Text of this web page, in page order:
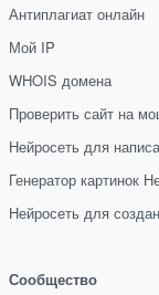
Антиплагиат онлайн
Мой IP
WHOIS домена
Проверить сайт на
Нейросеть для
Генератор картинок
Нейросеть для
Сообщество